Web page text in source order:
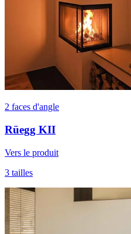
2 faces d'angle
Rüegg KII
Vers le produit
3 tailles